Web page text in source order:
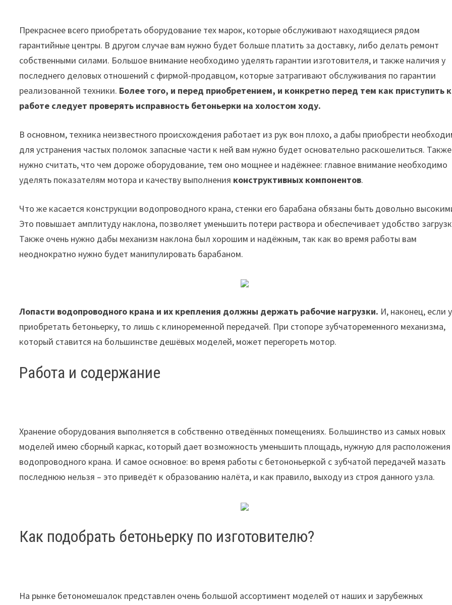
Прекраснее всего приобретать оборудование тех марок, которые обслуживают находящиеся рядом
гарантийные центры. В другом случае вам нужно будет больше платить за доставку, либо делать ремонт
собственными силами. Большое внимание необходимо уделять гарантии изготовителя, и также наличия у
последнего деловых отношений с фирмой-продавцом, которые затрагивают обслуживания по гарантии
реализованной техники. Более того, и перед приобретением, и конкретно перед тем как приступить к
работе следует проверять исправность бетоньерки на холостом ходу.
В основном, техника неизвестного происхождения работает из рук вон плохо, а дабы приобрести
для устранения частых поломок запасные части к ней вам нужно будет основательно раскошелиться.
нужно считать, что чем дороже оборудование, тем оно мощнее и надёжнее: главное внимание необходимо
уделять показателям мотора и качеству выполнения конструктивных компонентов.
Что же касается конструкции водопроводного крана, стенки его барабана обязаны быть довольно
Это повышает амплитуду наклона, позволяет уменьшить потери раствора и обеспечивает удобство
Также очень нужно дабы механизм наклона был хорошим и надёжным, так как во время работы вам
неоднократно нужно будет манипулировать барабаном.
Лопасти водопроводного крана и их крепления должны держать рабочие нагрузки. И, наконец, если
приобретать бетоньерку, то лишь с клиноременной передачей. При стопоре зубчатоременного механизма,
который ставится на большинстве дешёвых моделей, может перегореть мотор.
Работа и содержание
Хранение оборудования выполняется в собственно отведённых помещениях. Большинство из самых новых
моделей имею сборный каркас, который дает возможность уменьшить площадь, нужную для расположения
водопроводного крана. И самое основное: во время работы с бетононьеркой с зубчатой передачей мазать
последнюю нельзя – это приведёт к образованию налёта, и как правило, выходу из строя данного узла.
Как подобрать бетоньерку по изготовителю?
На рынке бетономешалок представлен очень большой ассортимент моделей от наших и зарубежных